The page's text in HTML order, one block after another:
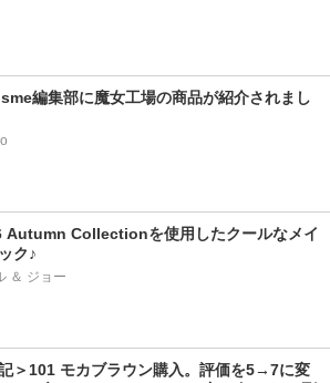
編集部に魔女工場の商品が紹介されまし
Autumn Collectionを使用したクールなメイ
ク♪
＆ ジョー
＞101 モカブラウン購入。評価を5→7に変